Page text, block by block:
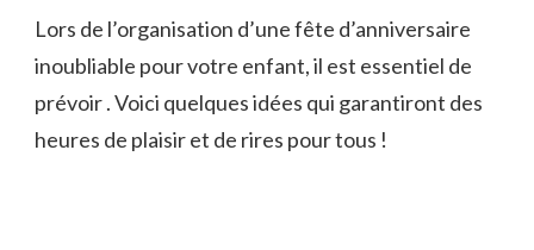
Lors de l’organisation‍ d’une fête⁣ d’anniversaire
inoubliable pour votre enfant,⁣ il‌ est​ essentiel ​de
⁣prévoir . Voici quelques idées‍ qui ‌garantiront des
heures de ​plaisir et de rires ​pour tous !